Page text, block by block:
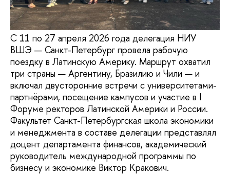
С 11 по 27 апреля 2026 года делегация НИУ
ВШЭ — Санкт-Петербург провела рабочую
поездку в Латинскую Америку. Маршрут охватил
три страны — Аргентину, Бразилию и Чили — и
включал двусторонние встречи с университетами-
партнёрами, посещение кампусов и участие в I
Форуме ректоров Латинской Америки и России.
Факультет Санкт-Петербургская школа экономики
и менеджмента в составе делегации представлял
доцент департамента финансов, академический
руководитель международной программы по
бизнесу и экономике Виктор Кракович.